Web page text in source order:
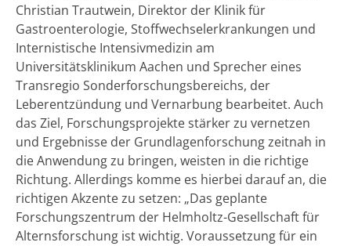
Christian Trautwein, Direktor der Klinik für
Gastroenterologie, Stoffwechselerkrankungen und
Internistische Intensivmedizin am
Universitätsklinikum Aachen und Sprecher eines
Transregio Sonderforschungsbereichs, der
Leberentzündung und Vernarbung bearbeitet. Auch
das Ziel, Forschungsprojekte stärker zu vernetzen
und Ergebnisse der Grundlagenforschung zeitnah in
die Anwendung zu bringen, weisten in die richtige
Richtung. Allerdings komme es hierbei darauf an, die
richtigen Akzente zu setzen: „Das geplante
Forschungszentrum der Helmholtz-Gesellschaft für
Alternsforschung ist wichtig. Voraussetzung für ein